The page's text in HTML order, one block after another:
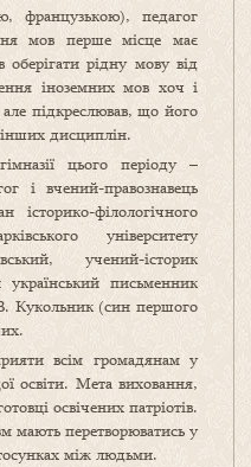
французькою), педагог
мов перше місце має
оберігати рідну мову від
іноземних мов хоч і
підкреслював, що його
дисциплін.
цього періоду –
і вчений-правознавець
філологічного
університету
учений-історик
письменник
Кукольник (син першого
всім громадянам у
освіти. Мета виховання,
освічених патріотів.
мають перетворюватись у
між людьми.